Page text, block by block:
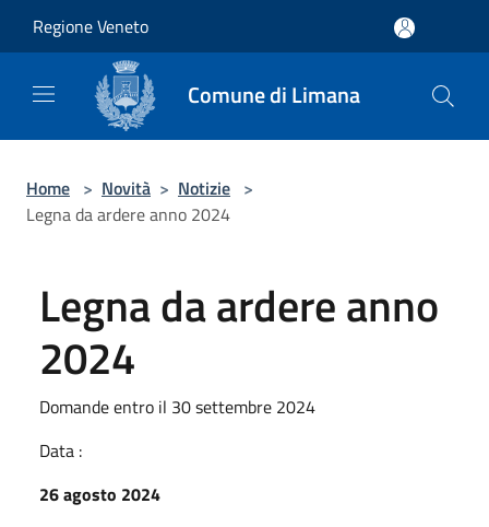
Regione Veneto
Comune di Limana
Home > Novità > Notizie >
Legna da ardere anno 2024
Legna da ardere anno
2024
Domande entro il 30 settembre 2024
Data :
26 agosto 2024